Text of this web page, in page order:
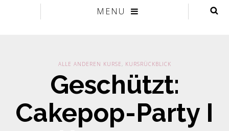
MENU
ALLE ANDEREN KURSE, KURSRÜCKBLICK
Geschützt:
Cakepop-Party I